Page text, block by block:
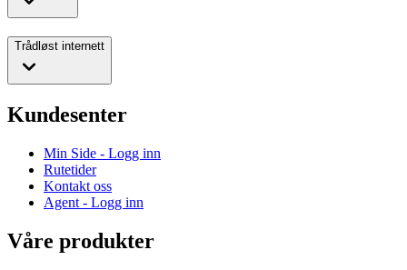
Trådløst internett
Kundesenter
Min Side - Logg inn
Rutetider
Kontakt oss
Agent - Logg inn
Våre produkter